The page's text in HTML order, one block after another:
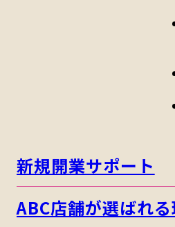
新規開業サポート
ABC店舗が選ばれ